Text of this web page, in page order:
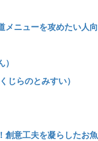
メニューを攻めたい人
じらのとみすい）
創意工夫を凝らしたお